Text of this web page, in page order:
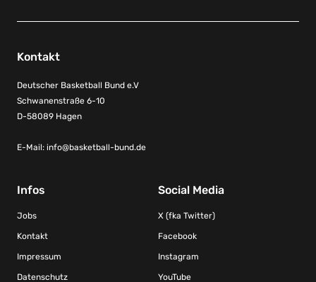
Kontakt
Deutscher Basketball Bund e.V
Schwanenstraße 6-10
D-58089 Hagen
E-Mail: info@basketball-bund.de
Infos
Jobs
Kontakt
Impressum
Datenschutz
Social Media
X (fka Twitter)
Facebook
Instagram
YouTube